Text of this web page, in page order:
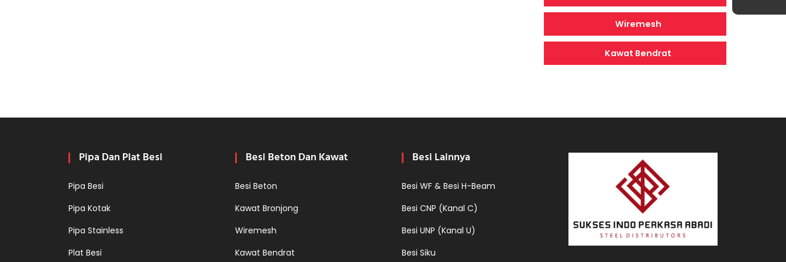
Wiremesh
Kawat Bendrat
Pipa Dan Plat Besi
Pipa Besi
Pipa Kotak
Pipa Stainless
Plat Besi
Besi Beton Dan Kawat
Besi Beton
Kawat Bronjong
Wiremesh
Kawat Bendrat
Besi Lainnya
Besi WF & Besi H-Beam
Besi CNP (Kanal C)
Besi UNP (Kanal U)
Besi Siku